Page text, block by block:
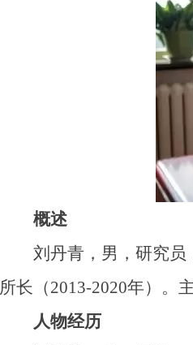
概述
刘丹青，男，研究员，
所长（2013-2020年）。
人物经历